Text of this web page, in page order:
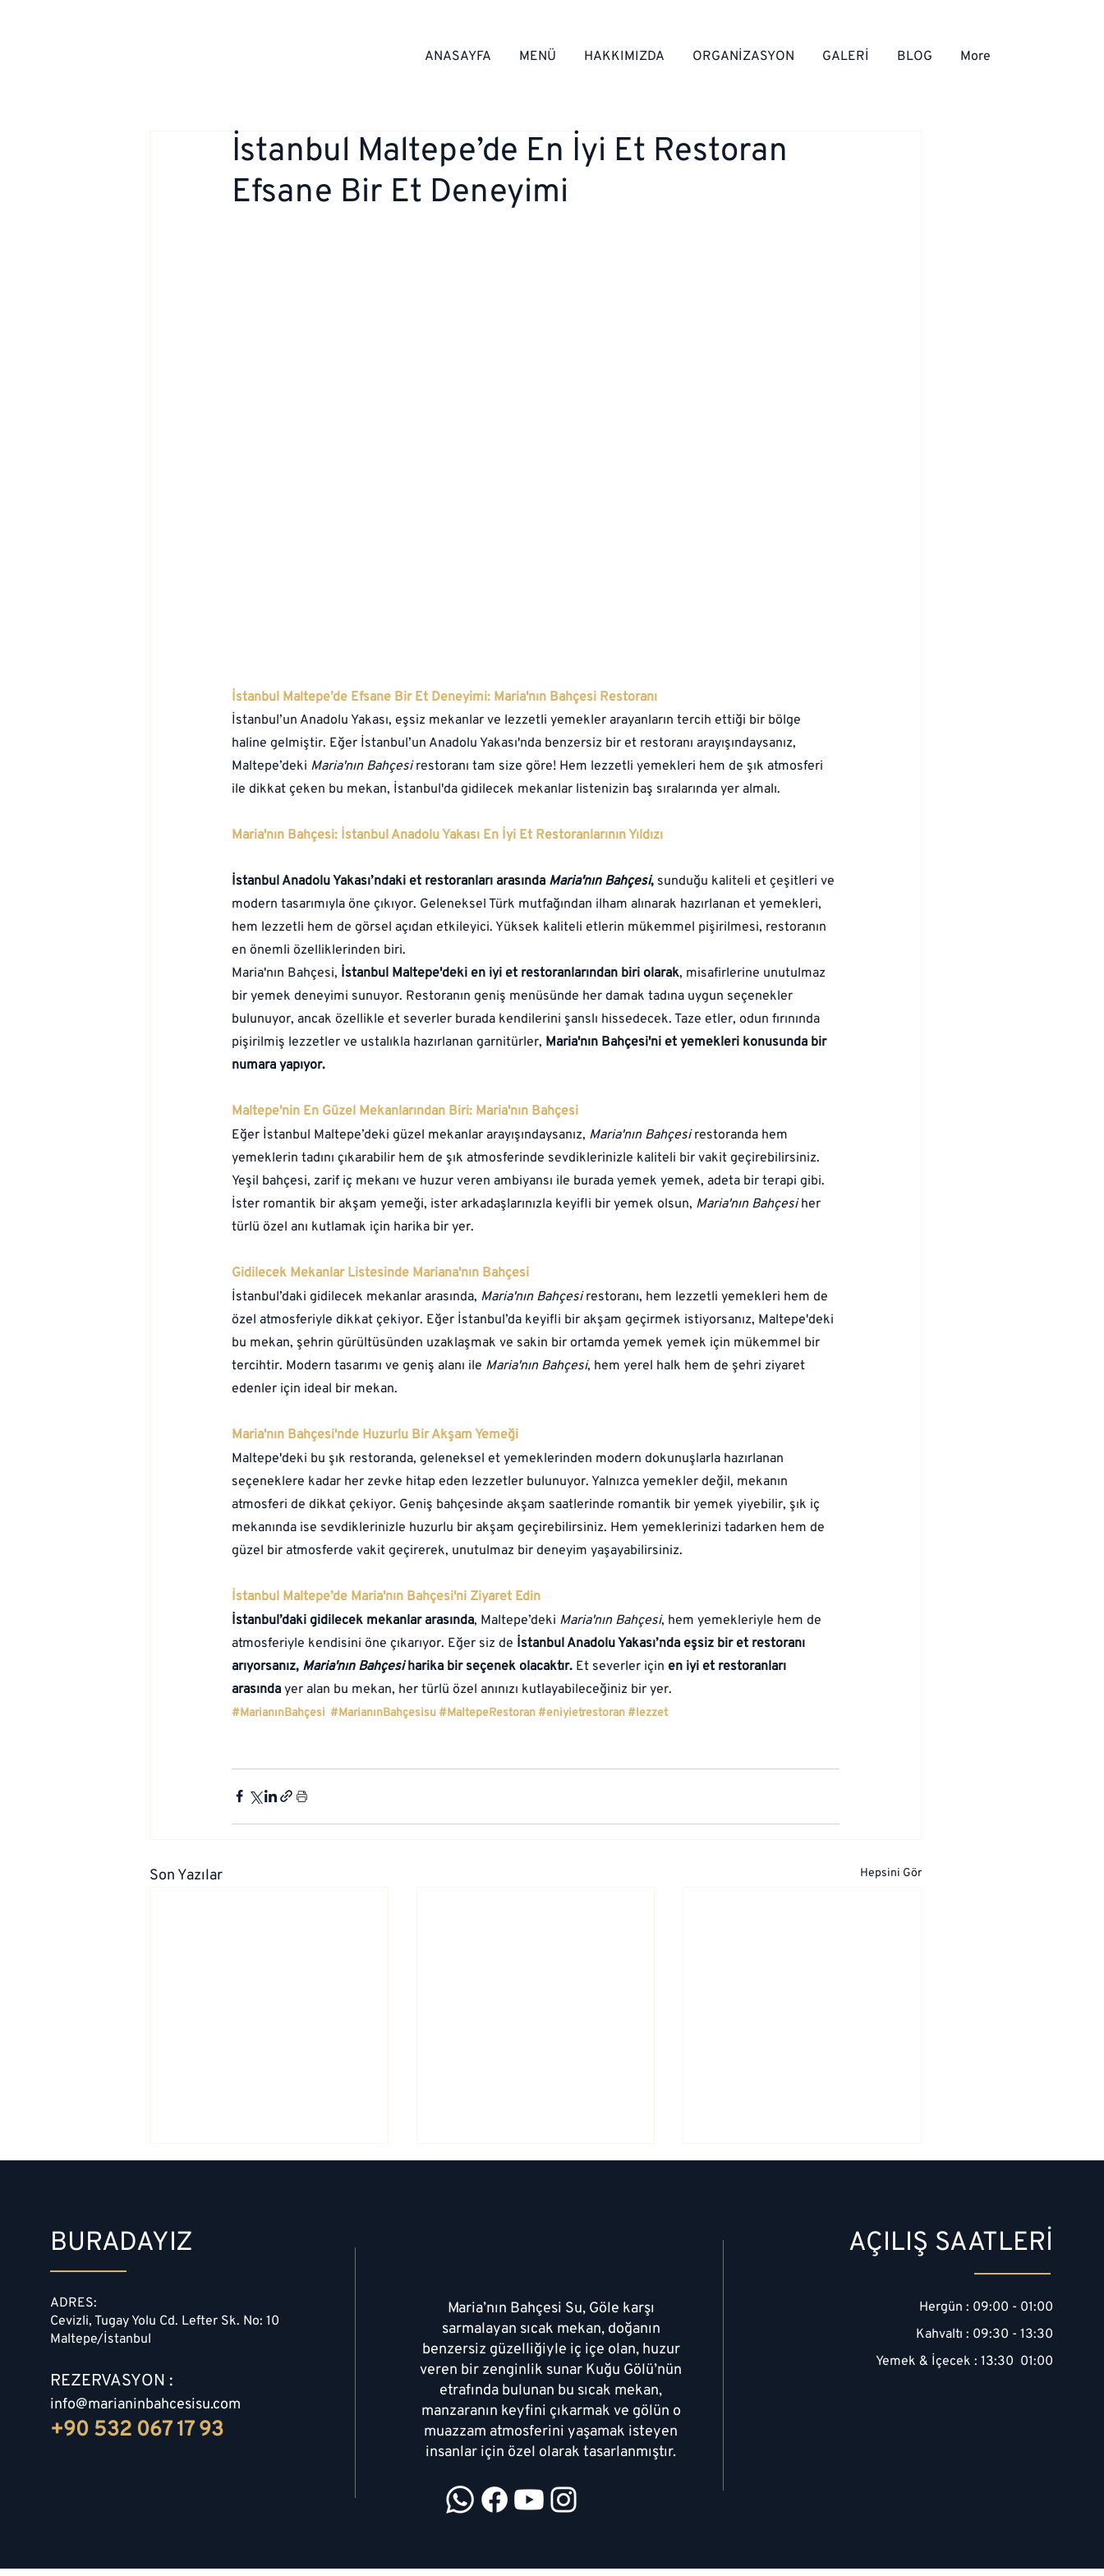
ANASAYFA MENÜ HAKKIMIZDA ORGANİZASYON GALERİ BLOG More
İstanbul Maltepe’de En İyi Et Restoran
Efsane Bir Et Deneyimi
İstanbul Maltepe’de Efsane Bir Et Deneyimi: Maria'nın Bahçesi Restoranı
İstanbul’un Anadolu Yakası, eşsiz mekanlar ve lezzetli yemekler arayanların tercih ettiği bir bölge
haline gelmiştir. Eğer İstanbul’un Anadolu Yakası'nda benzersiz bir et restoranı arayışındaysanız,
Maltepe’deki Maria'nın Bahçesi restoranı tam size göre! Hem lezzetli yemekleri hem de şık atmosferi
ile dikkat çeken bu mekan, İstanbul'da gidilecek mekanlar listenizin baş sıralarında yer almalı.
Maria'nın Bahçesi: İstanbul Anadolu Yakası En İyi Et Restoranlarının Yıldızı
İstanbul Anadolu Yakası’ndaki et restoranları arasında Maria'nın Bahçesi, sunduğu kaliteli et çeşitleri ve
modern tasarımıyla öne çıkıyor. Geleneksel Türk mutfağından ilham alınarak hazırlanan et yemekleri,
hem lezzetli hem de görsel açıdan etkileyici. Yüksek kaliteli etlerin mükemmel pişirilmesi, restoranın
en önemli özelliklerinden biri.
Maria'nın Bahçesi, İstanbul Maltepe'deki en iyi et restoranlarından biri olarak, misafirlerine unutulmaz
bir yemek deneyimi sunuyor. Restoranın geniş menüsünde her damak tadına uygun seçenekler
bulunuyor, ancak özellikle et severler burada kendilerini şanslı hissedecek. Taze etler, odun fırınında
pişirilmiş lezzetler ve ustalıkla hazırlanan garnitürler, Maria'nın Bahçesi'ni et yemekleri konusunda bir
numara yapıyor.
Maltepe'nin En Güzel Mekanlarından Biri: Maria'nın Bahçesi
Eğer İstanbul Maltepe’deki güzel mekanlar arayışındaysanız, Maria'nın Bahçesi restoranda hem
yemeklerin tadını çıkarabilir hem de şık atmosferinde sevdiklerinizle kaliteli bir vakit geçirebilirsiniz.
Yeşil bahçesi, zarif iç mekanı ve huzur veren ambiyansı ile burada yemek yemek, adeta bir terapi gibi.
İster romantik bir akşam yemeği, ister arkadaşlarınızla keyifli bir yemek olsun, Maria'nın Bahçesi her
türlü özel anı kutlamak için harika bir yer.
Gidilecek Mekanlar Listesinde Mariana'nın Bahçesi
İstanbul’daki gidilecek mekanlar arasında, Maria'nın Bahçesi restoranı, hem lezzetli yemekleri hem de
özel atmosferiyle dikkat çekiyor. Eğer İstanbul’da keyifli bir akşam geçirmek istiyorsanız, Maltepe'deki
bu mekan, şehrin gürültüsünden uzaklaşmak ve sakin bir ortamda yemek yemek için mükemmel bir
tercihtir. Modern tasarımı ve geniş alanı ile Maria'nın Bahçesi, hem yerel halk hem de şehri ziyaret
edenler için ideal bir mekan.
Maria'nın Bahçesi'nde Huzurlu Bir Akşam Yemeği
Maltepe'deki bu şık restoranda, geleneksel et yemeklerinden modern dokunuşlarla hazırlanan
seçeneklere kadar her zevke hitap eden lezzetler bulunuyor. Yalnızca yemekler değil, mekanın
atmosferi de dikkat çekiyor. Geniş bahçesinde akşam saatlerinde romantik bir yemek yiyebilir, şık iç
mekanında ise sevdiklerinizle huzurlu bir akşam geçirebilirsiniz. Hem yemeklerinizi tadarken hem de
güzel bir atmosferde vakit geçirerek, unutulmaz bir deneyim yaşayabilirsiniz.
İstanbul Maltepe’de Maria'nın Bahçesi'ni Ziyaret Edin
İstanbul’daki gidilecek mekanlar arasında, Maltepe’deki Maria'nın Bahçesi, hem yemekleriyle hem de
atmosferiyle kendisini öne çıkarıyor. Eğer siz de İstanbul Anadolu Yakası’nda eşsiz bir et restoranı
arıyorsanız, Maria'nın Bahçesi harika bir seçenek olacaktır. Et severler için en iyi et restoranları
arasında yer alan bu mekan, her türlü özel anınızı kutlayabileceğiniz bir yer.
#MarianınBahçesi #MarianınBahçesisu#MaltepeRestoran#eniyietrestoran#lezzet
Son Yazılar Hepsini Gör
Maria'nın Bahçesi
Maltepe ve Cevizli'nin En İyi
Restoranı
BURADAYIZ
ADRES:
Cevizli, Tugay Yolu Cd. Lefter Sk. No: 10
Maltepe/İstanbul
REZERVASYON :
info@marianinbahcesisu.com
+90 532 067 17 93
Maria’nın Bahçesi Su, Göle karşı
sarmalayan sıcak mekan, doğanın
benzersiz güzelliğiyle iç içe olan, huzur
veren bir zenginlik sunar Kuğu Gölü’nün
etrafında bulunan bu sıcak mekan,
manzaranın keyfini çıkarmak ve gölün o
muazzam atmosferini yaşamak isteyen
insanlar için özel olarak tasarlanmıştır.
AÇILIŞ SAATLERİ
Hergün : 09:00 - 01:00
Kahvaltı : 09:30 - 13:30
Yemek & İçecek : 13:30 01:00